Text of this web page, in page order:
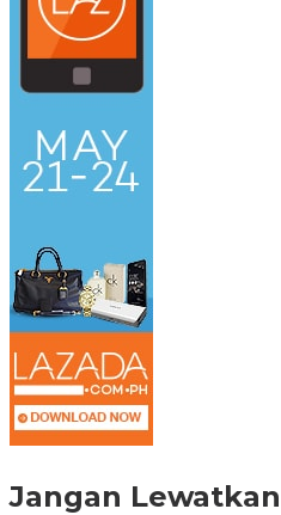
Jangan Lewatkan